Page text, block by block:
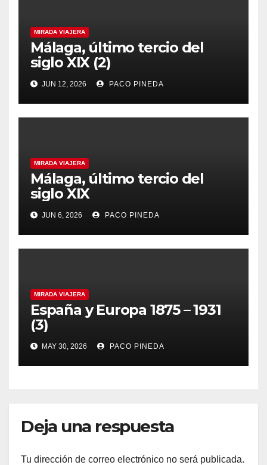
MIRADA VIAJERA
Málaga, último tercio del
siglo XIX (2)
JUN 12, 2026 PACO PINEDA
MIRADA VIAJERA
Málaga, último tercio del
siglo XIX
JUN 6, 2026 PACO PINEDA
MIRADA VIAJERA
España y Europa 1875 – 1931
(3)
MAY 30, 2026 PACO PINEDA
Deja una respuesta
Tu dirección de correo electrónico no será publicada.